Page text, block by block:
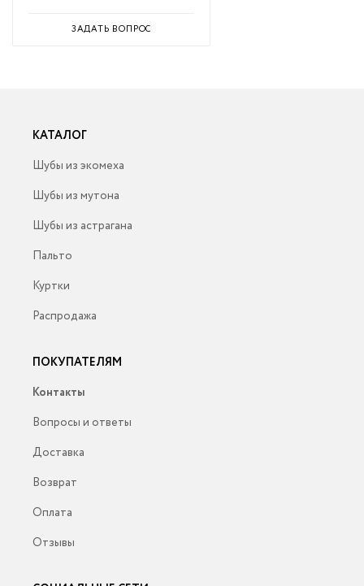
ЗАДАТЬ ВОПРОС
КАТАЛОГ
Шубы из экомеха
Шубы из мутона
Шубы из астрагана
Пальто
Куртки
Распродажа
ПОКУПАТЕЛЯМ
Контакты
Вопросы и ответы
Доставка
Возврат
Оплата
Отзывы